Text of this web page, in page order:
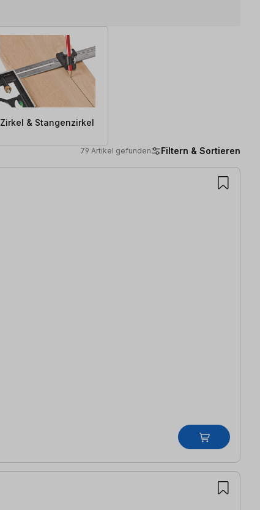
Zirkel & Stangenzirkel
79 Artikel gefunden Filtern & Sortieren